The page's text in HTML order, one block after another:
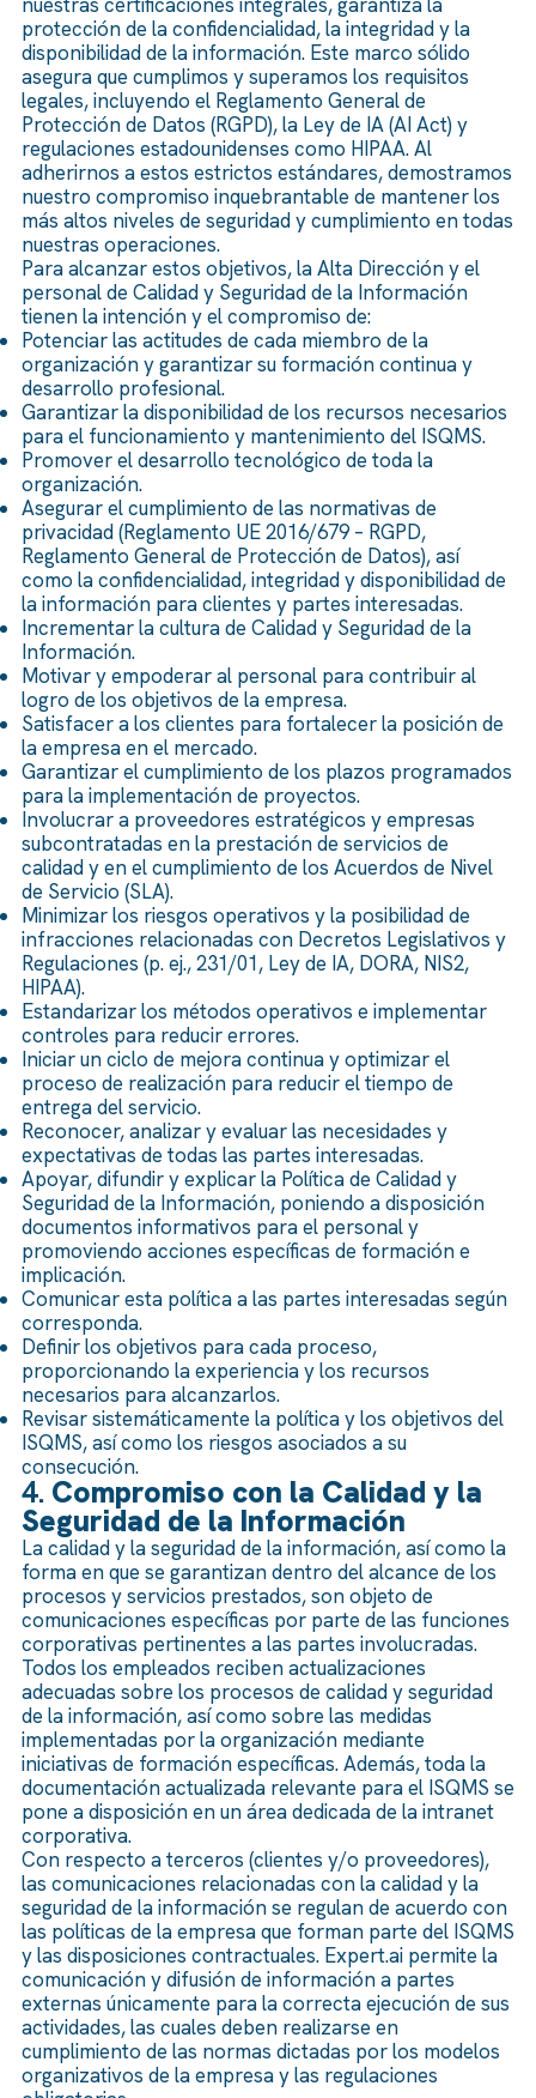
protección de la confidencialidad, la integridad y la
disponibilidad de la información. Este marco sólido
asegura que cumplimos y superamos los requisitos
legales, incluyendo el Reglamento General de
Protección de Datos (RGPD), la Ley de IA (AI Act) y
regulaciones estadounidenses como HIPAA. Al
adherirnos a estos estrictos estándares, demostramos
nuestro compromiso inquebrantable de mantener los
más altos niveles de seguridad y cumplimiento en todas
nuestras operaciones.
Para alcanzar estos objetivos, la Alta Dirección y el
personal de Calidad y Seguridad de la Información
tienen la intención y el compromiso de:
Potenciar las actitudes de cada miembro de la
organización y garantizar su formación continua y
desarrollo profesional.
Garantizar la disponibilidad de los recursos necesarios
para el funcionamiento y mantenimiento del ISQMS.
Promover el desarrollo tecnológico de toda la
organización.
Asegurar el cumplimiento de las normativas de
privacidad (Reglamento UE 2016/679 – RGPD,
Reglamento General de Protección de Datos), así
como la confidencialidad, integridad y disponibilidad de
la información para clientes y partes interesadas.
Incrementar la cultura de Calidad y Seguridad de la
Información.
Motivar y empoderar al personal para contribuir al
logro de los objetivos de la empresa.
Satisfacer a los clientes para fortalecer la posición de
la empresa en el mercado.
Garantizar el cumplimiento de los plazos programados
para la implementación de proyectos.
Involucrar a proveedores estratégicos y empresas
subcontratadas en la prestación de servicios de
calidad y en el cumplimiento de los Acuerdos de Nivel
de Servicio (SLA).
Minimizar los riesgos operativos y la posibilidad de
infracciones relacionadas con Decretos Legislativos y
Regulaciones (p. ej., 231/01, Ley de IA, DORA, NIS2,
HIPAA).
Estandarizar los métodos operativos e implementar
controles para reducir errores.
Iniciar un ciclo de mejora continua y optimizar el
proceso de realización para reducir el tiempo de
entrega del servicio.
Reconocer, analizar y evaluar las necesidades y
expectativas de todas las partes interesadas.
Apoyar, difundir y explicar la Política de Calidad y
Seguridad de la Información, poniendo a disposición
documentos informativos para el personal y
promoviendo acciones específicas de formación e
implicación.
Comunicar esta política a las partes interesadas según
corresponda.
Definir los objetivos para cada proceso,
proporcionando la experiencia y los recursos
necesarios para alcanzarlos.
Revisar sistemáticamente la política y los objetivos del
ISQMS, así como los riesgos asociados a su
consecución.
4. Compromiso con la Calidad y la
Seguridad de la Información
La calidad y la seguridad de la información, así como la
forma en que se garantizan dentro del alcance de los
procesos y servicios prestados, son objeto de
comunicaciones específicas por parte de las funciones
corporativas pertinentes a las partes involucradas.
Todos los empleados reciben actualizaciones
adecuadas sobre los procesos de calidad y seguridad
de la información, así como sobre las medidas
implementadas por la organización mediante
iniciativas de formación específicas. Además, toda la
documentación actualizada relevante para el ISQMS se
pone a disposición en un área dedicada de la intranet
corporativa.
Con respecto a terceros (clientes y/o proveedores),
las comunicaciones relacionadas con la calidad y la
seguridad de la información se regulan de acuerdo con
las políticas de la empresa que forman parte del ISQMS
y las disposiciones contractuales. Expert.ai permite la
comunicación y difusión de información a partes
externas únicamente para la correcta ejecución de sus
actividades, las cuales deben realizarse en
cumplimiento de las normas dictadas por los modelos
organizativos de la empresa y las regulaciones